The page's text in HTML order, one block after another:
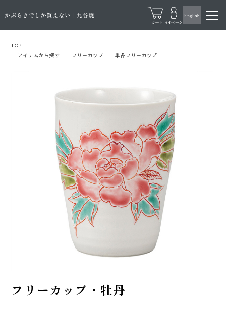
TOP
アイテムから探す
フリーカップ 単品フリーカップ
フリーカップ・牡丹